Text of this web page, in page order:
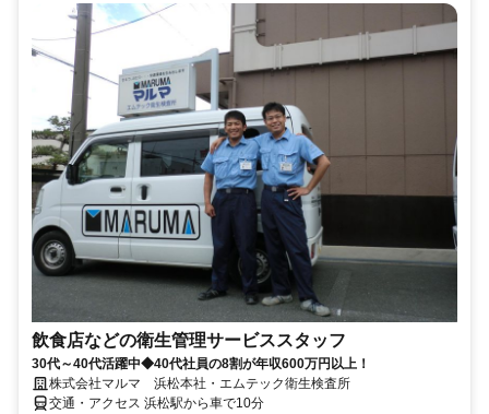
飲食店などの衛生管理サービススタッフ
30代～40代活躍中◆40代社員の8割が年収600万円以上！
株式会社マルマ 浜松本社・エムテック衛生検査所
交通・アクセス 浜松駅から車で10分